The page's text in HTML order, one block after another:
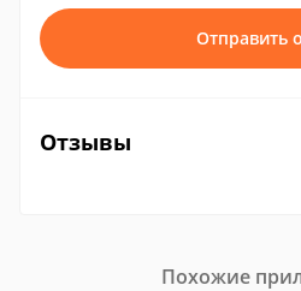
Отправить
Отзывы
Похожие